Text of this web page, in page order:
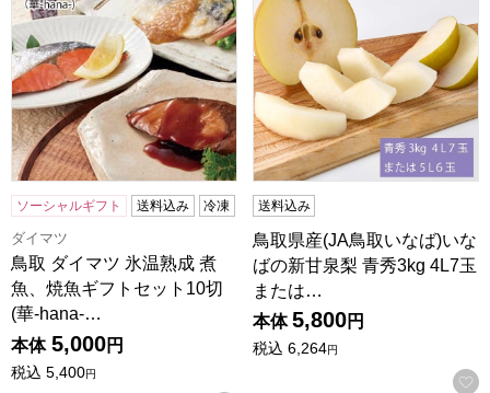
ソーシャルギフト 送料込み 冷凍
ダイマツ
鳥取 ダイマツ 氷温熟成 煮
魚、焼魚ギフトセット10切
(華-hana-…
本体 5,000円
税込 5,400円
送料込み
鳥取県産(JA鳥取いなば)いな
ばの新甘泉梨 青秀3kg 4L7玉
または…
本体 5,800円
税込 6,264円